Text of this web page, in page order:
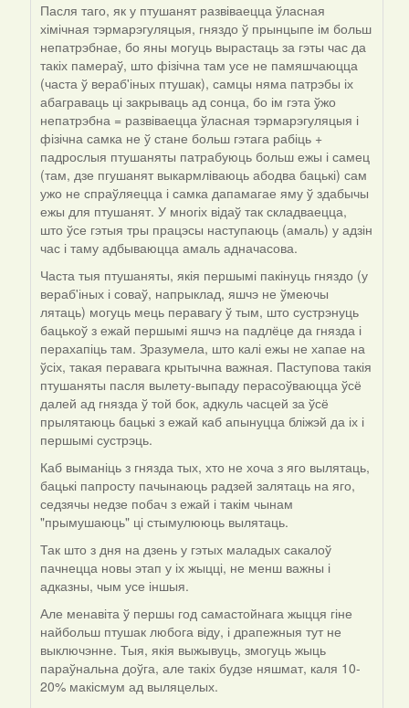
Пасля таго, як у птушанят развіваецца ўласная
хімічная тэрмарэгуляцыя, гняздо ў прынцыпе ім больш
непатрэбнае, бо яны могуць вырастаць за гэты час да
такіх памераў, што фізічна там усе не памяшчаюцца
(часта ў вераб'іных птушак), самцы няма патрэбы іх
абаграваць ці закрываць ад сонца, бо ім гэта ўжо
непатрэбна = развіваецца ўласная тэрмарэгуляцыя і
фізічна самка не ў стане больш гэтага рабіць +
падрослыя птушаняты патрабуюць больш ежы і самец
(там, дзе пгушанят выкармліваюць абодва бацькі) сам
ужо не спраўляецца і самка дапамагае яму ў здабычы
ежы для птушанят. У многіх відаў так складваецца,
што ўсе гэтыя тры працэсы наступаюць (амаль) у адзін
час і таму адбываюцца амаль адначасова.
Часта тыя птушаняты, якія першымі пакінуць гняздо (у
вераб'іных і соваў, напрыклад, яшчэ не ўмеючы
лятаць) могуць мець перавагу ў тым, што сустрэнуць
бацькоў з ежай першымі яшчэ на падлёце да гнязда і
перахапіць там. Зразумела, што калі ежы не хапае на
ўсіх, такая перавага крытычна важная. Паступова такія
птушаняты пасля вылету-выпаду перасоўваюцца ўсё
далей ад гнязда ў той бок, адкуль часцей за ўсё
прылятаюць бацькі з ежай каб апынуцца бліжэй да іх і
першымі сустрэць.
Каб выманіць з гнязда тых, хто не хоча з яго вылятаць,
бацькі папросту пачынаюць радзей залятаць на яго,
седзячы недзе побач з ежай і такім чынам
"прымушаюць" ці стымулююць вылятаць.
Так што з дня на дзень у гэтых маладых сакалоў
пачнецца новы этап у іх жыцці, не менш важны і
адказны, чым усе іншыя.
Але менавіта ў першы год самастойнага жыцця гіне
найбольш птушак любога віду, і драпежныя тут не
выключэнне. Тыя, якія выжывуць, змогуць жыць
параўнальна доўга, але такіх будзе няшмат, каля 10-
20% макісмум ад выляцелых.